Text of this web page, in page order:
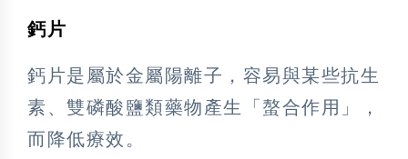
鈣片
鈣片是屬於金屬陽離子，容易與某些抗生
素、雙磷酸鹽類藥物產生「螯合作用」，
而降低療效。